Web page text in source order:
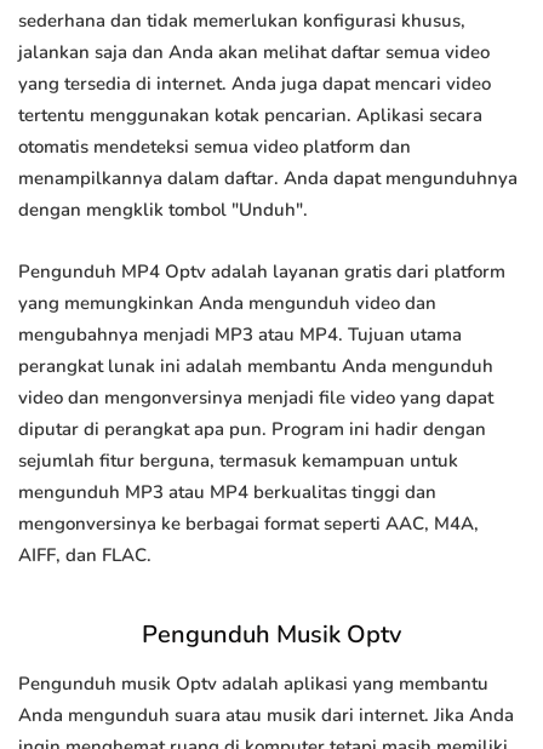
sederhana dan tidak memerlukan konfigurasi khusus,
jalankan saja dan Anda akan melihat daftar semua video
yang tersedia di internet. Anda juga dapat mencari video
tertentu menggunakan kotak pencarian. Aplikasi secara
otomatis mendeteksi semua video platform dan
menampilkannya dalam daftar. Anda dapat mengunduhnya
dengan mengklik tombol "Unduh".
Pengunduh MP4 Optv adalah layanan gratis dari platform
yang memungkinkan Anda mengunduh video dan
mengubahnya menjadi MP3 atau MP4. Tujuan utama
perangkat lunak ini adalah membantu Anda mengunduh
video dan mengonversinya menjadi file video yang dapat
diputar di perangkat apa pun. Program ini hadir dengan
sejumlah fitur berguna, termasuk kemampuan untuk
mengunduh MP3 atau MP4 berkualitas tinggi dan
mengonversinya ke berbagai format seperti AAC, M4A,
AIFF, dan FLAC.
Pengunduh Musik Optv
Pengunduh musik Optv adalah aplikasi yang membantu
Anda mengunduh suara atau musik dari internet. Jika Anda